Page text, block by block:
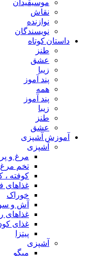
موسیقیدان
نقاش
نوازنده
نویسندگان
داستان کوتاه
طنز
عشق
زیبا
پند آموز
همه
پند آموز
زیبا
طنز
عشق
آموزش آشپزی
آشپزی
مرغ و
تخم
کوفته ،
غذاهای
خوراک
آش و
غذاهای
غذای
پیتزا
آشپزی
میگو